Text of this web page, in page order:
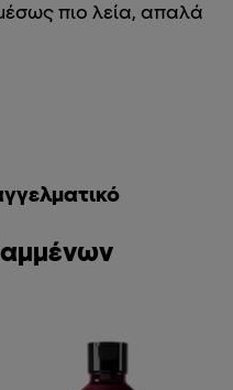
πιο λεία, απαλά